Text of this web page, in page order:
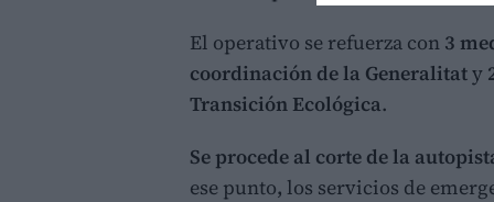
El operativo se refuerza con 3
coordinación de la Generalitaty
Transición Ecológica.
Se procede al corte de la
ese punto, los servicios de